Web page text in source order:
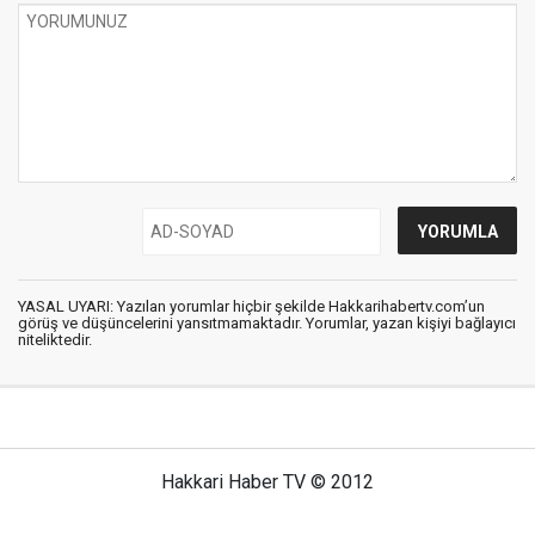
YASAL UYARI: Yazılan yorumlar hiçbir şekilde Hakkarihabertv.com’un
görüş ve düşüncelerini yansıtmamaktadır. Yorumlar, yazan kişiyi bağlayıcı
niteliktedir.
Hakkari Haber TV © 2012